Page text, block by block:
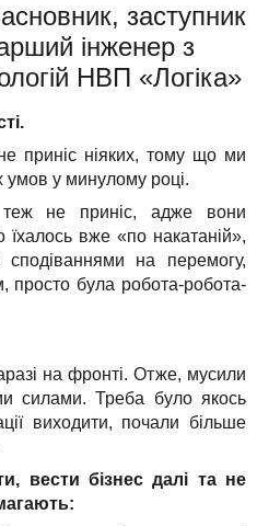
заступник
інженер з
НВП «Логіка»
приніс ніяких, тому що ми
умов у минулому році.
не приніс, адже вони
вже «по накатаній»,
на перемогу,
просто була робота-робота-
на фронті. Отже, мусили
силами. Треба було якось
виходити, почали більше
вести бізнес далі та не